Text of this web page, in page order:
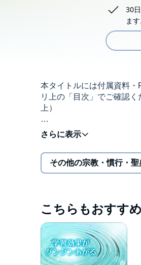
30
ま
本タイトルには付属資料
リ上の「目次」でご確認
上）
伝説の催眠術師 吉田かず
‐緊張やあがり症を意志の
打ち合わせ。人前で話を
のに、いざ「話してくださ
感神経を優位な状態にし
うほど交感神経優位な状
保つ方法は ただひとつ。
でも、大切な場面でも普
その他の宗教・慣行・聖
こちらもおすすめ